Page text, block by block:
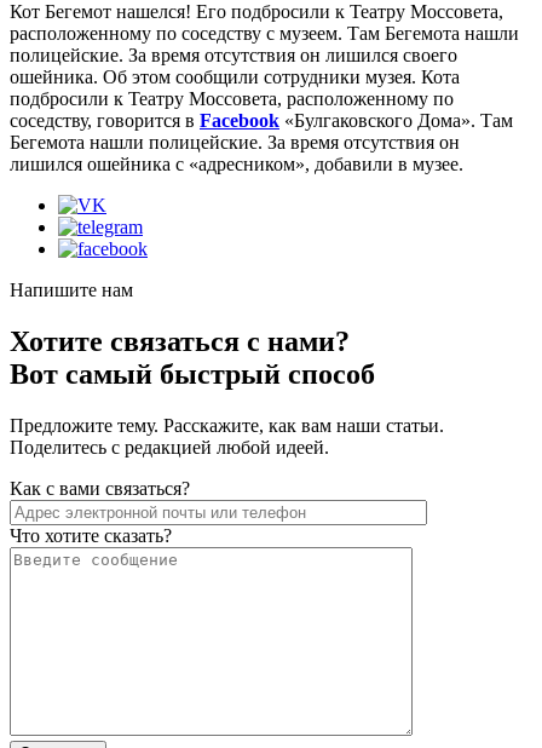
Кот Бегемот нашелся! Его подбросили к Театру Моссовета,
расположенному по соседству с музеем. Там Бегемота нашли
полицейские. За время отсутствия он лишился своего
ошейника. Об этом сообщили сотрудники музея. Кота
подбросили к Театру Моссовета, расположенному по
соседству, говорится в Facebook «Булгаковского Дома». Там
Бегемота нашли полицейские. За время отсутствия он
лишился ошейника с «адресником», добавили в музее.
Напишите нам
Хотите связаться с нами?
Вот самый быстрый способ
Предложите тему. Расскажите, как вам наши статьи.
Поделитесь с редакцией любой идеей.
Как с вами связаться?
Что хотите сказать?